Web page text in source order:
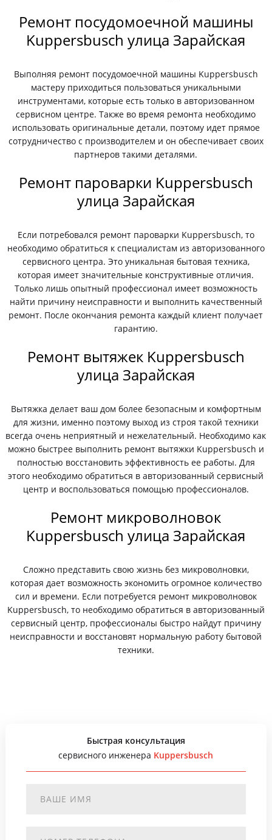
Ремонт посудомоечной машины
Kuppersbusch улица Зарайская
Выполняя ремонт посудомоечной машины Kuppersbusch
мастеру приходиться пользоваться уникальными
инструментами, которые есть только в авторизованном
сервисном центре. Также во время ремонта необходимо
использовать оригинальные детали, поэтому идет прямое
сотрудничество с производителем и он обеспечивает своих
партнеров такими деталями.
Ремонт пароварки Kuppersbusch
улица Зарайская
Если потребовался ремонт пароварки Kuppersbusch, то
необходимо обратиться к специалистам из авторизованного
сервисного центра. Это уникальная бытовая техника,
которая имеет значительные конструктивные отличия.
Только лишь опытный профессионал имеет возможность
найти причину неисправности и выполнить качественный
ремонт. После окончания ремонта каждый клиент получает
гарантию.
Ремонт вытяжек Kuppersbusch
улица Зарайская
Вытяжка делает ваш дом более безопасным и комфортным
для жизни, именно поэтому выход из строя такой техники
всегда очень неприятный и нежелательный. Необходимо как
можно быстрее выполнить ремонт вытяжки Kuppersbusch и
полностью восстановить эффективность ее работы. Для
этого необходимо обратиться в авторизованный сервисный
центр и воспользоваться помощью профессионалов.
Ремонт микроволновок
Kuppersbusch улица Зарайская
Сложно представить свою жизнь без микроволновки,
которая дает возможность экономить огромное количество
сил и времени. Если потребуется ремонт микроволновок
Kuppersbusch, то необходимо обратиться в авторизованный
сервисный центр, профессионалы быстро найдут причину
неисправности и восстановят нормальную работу бытовой
техники.
Быстрая консультация
сервисного инженера Kuppersbusch